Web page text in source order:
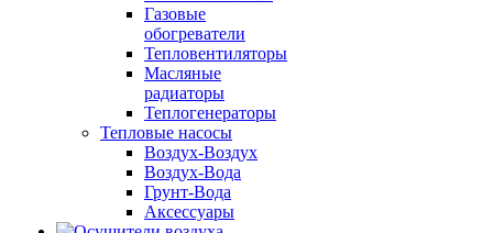
Газовые
обогреватели
Тепловентиляторы
Масляные
радиаторы
Теплогенераторы
Тепловые насосы
Воздух-Воздух
Воздух-Вода
Грунт-Вода
Аксессуары